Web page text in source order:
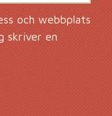
och webbplats
skriver en